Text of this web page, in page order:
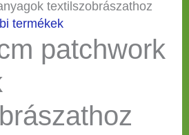
textilszobrászathoz
termékek
patchwork